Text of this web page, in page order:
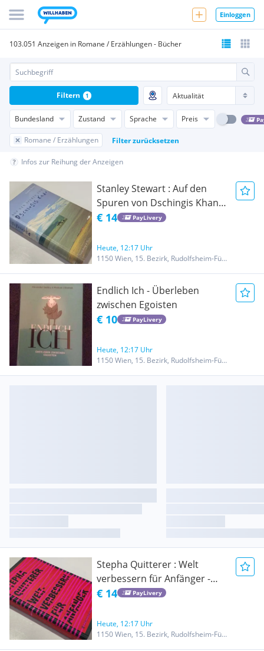
Einloggen
103.051 Anzeigen in Romane / Erzählungen - Bücher
Bundesland Zustand Sprache Preis
Romane / Erzählungen Filter zurücksetzen
Filtern 1
Infos zur Reihung der Anzeigen
Stanley Stewart : Auf den
Spuren von Dschingis Khan -
Zu Pferd durch die Mongolei
Reisebericht & Abenteuer /
Hardcover mit
Schutzumschlag
€ 14 PayLivery
Heute, 12:17 Uhr
1150 Wien, 15. Bezirk, Rudolfsheim-Fünfhaus
Endlich Ich - Überleben
zwischen Egoisten
€ 10 PayLivery
Heute, 12:17 Uhr
1150 Wien, 15. Bezirk, Rudolfsheim-Fünfhaus
Stepha Quitterer : Welt
verbessern für Anfänger -
Gerstenberg / Youth Fiction
€ 14 PayLivery
Heute, 12:17 Uhr
1150 Wien, 15. Bezirk, Rudolfsheim-Fünfhaus